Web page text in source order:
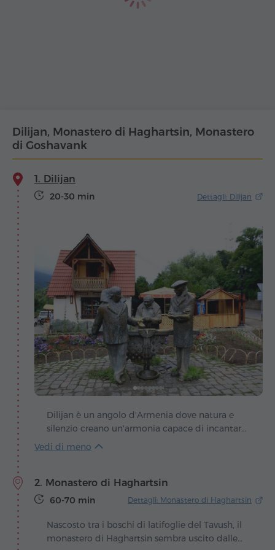
Dilijan, Monastero di Haghartsin, Monastero
di Goshavank
1. Dilijan
20-30 min Dettagli: Dilijan
Dilijan è un angolo d'Armenia dove natura e
silenzio creano un'armonia capace di incantare
ogni viaggiatore. Nascosta tra foreste color
dove l'aria profuma di pino e della freschezza
dei ruscelli di montagna. Le perle uniche del
nascoste nelle foreste: i laghi Parz e Gosh,
circondati da arbusti e alberi che hanno ispirato
2. Monastero di Haghartsin
60-70 min Dettagli: Monastero di Haghartsin
Nascosto tra i boschi di latifoglie del Tavush, il
monastero di Haghartsin sembra uscito dalle